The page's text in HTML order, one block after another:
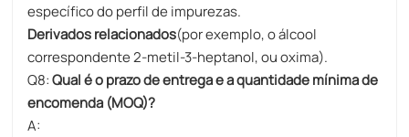
específico do perfil de impurezas.
Derivados relacionados(por exemplo, o álcool
correspondente 2-metil-3-heptanol, ou oxima).
Q8:Qual é o prazo de entrega e a quantidade mínima de
encomenda (MOQ)?
A: